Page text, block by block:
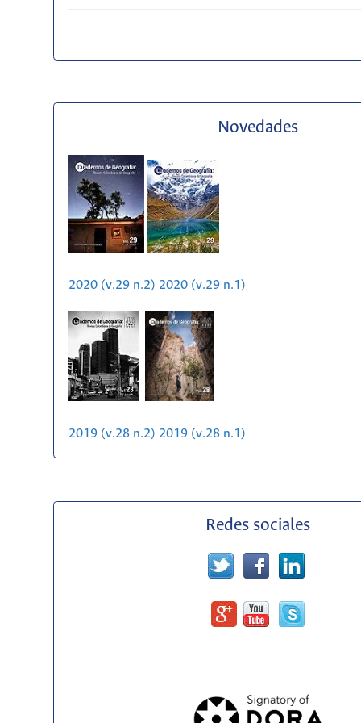
Novedades
2020 (v.29 n.2) 2020 (v.29 n.1)
2019 (v.28 n.2) 2019 (v.28 n.1)
Redes sociales